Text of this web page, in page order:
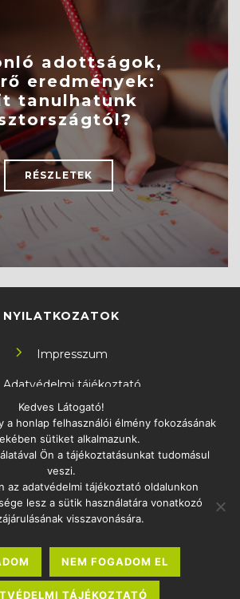
adottságok,
eredmények:
tanulhatunk
RÉSZLETEK
NYILATKOZATOK
Impresszum
Adatvédelmi tájékoztató
KÖVESS MINKET!
ELÉRHETŐSÉG
Könyves Kálmán körút 12-14.
eszterhazy.hu
Sajtó
Kedves Látogató!
a honlap felhasználói élmény fokozásának
sütiket alkalmazunk.
Ön a tájékoztatásunkat tudomásul
veszi.
az adatvédelmi tájékoztató oldalunkon
lesz a sütik használatára vonatkozó
visszavonására.
NEM FOGADOM EL
TÁJÉKOZTATÓ